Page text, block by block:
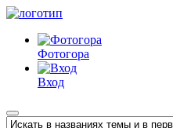
Фотогора
Вход